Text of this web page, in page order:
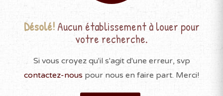
Désolé!Aucun établissement à louer pour
votre recherche.
Si vous croyez qu'il s'agit d'une erreur, svp
contactez-nous pour nous en faire part. Merci!